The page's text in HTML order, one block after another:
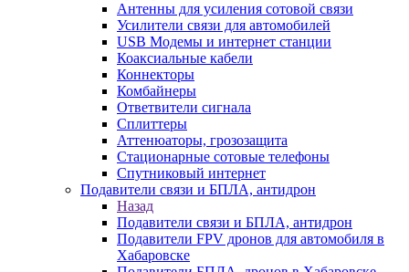
Антенны для усиления сотовой связи
Усилители связи для автомобилей
USB Модемы и интернет станции
Коаксиальные кабели
Коннекторы
Комбайнеры
Ответвители сигнала
Сплиттеры
Аттенюаторы, грозозащита
Стационарные сотовые телефоны
Спутниковый интернет
Подавители связи и БПЛА, антидрон
Назад
Подавители связи и БПЛА, антидрон
Подавители FPV дронов для автомобиля в
Хабаровске